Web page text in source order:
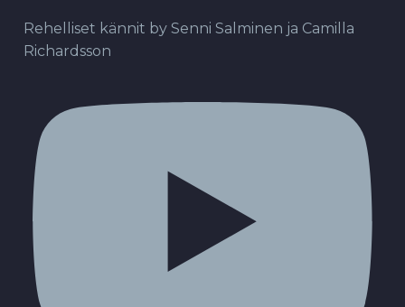
Rehelliset kännit by Senni Salminen ja Camilla
Richardsson